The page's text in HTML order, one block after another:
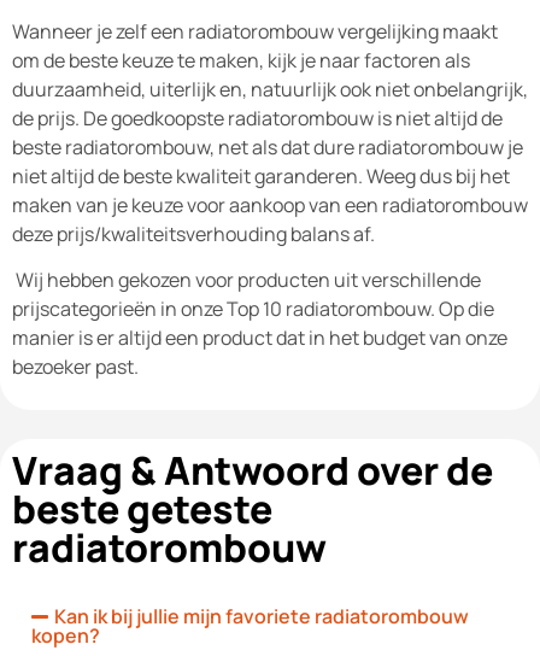
Wanneer je zelf een radiatorombouw vergelijking maakt
om de beste keuze te maken, kijk je naar factoren als
duurzaamheid, uiterlijk en, natuurlijk ook niet onbelangrijk,
de prijs. De goedkoopste radiatorombouw is niet altijd de
beste radiatorombouw, net als dat dure radiatorombouw je
niet altijd de beste kwaliteit garanderen. Weeg dus bij het
maken van je keuze voor aankoop van een radiatorombouw
deze prijs/kwaliteitsverhouding balans af.
Wij hebben gekozen voor producten uit verschillende
prijscategorieën in onze Top 10 radiatorombouw. Op die
manier is er altijd een product dat in het budget van onze
bezoeker past.
Vraag & Antwoord over de
beste geteste
radiatorombouw
Kan ik bij jullie mijn favoriete radiatorombouw
kopen?